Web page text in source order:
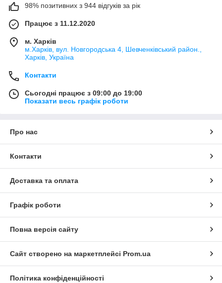
98% позитивних з 944 відгуків за рік
Працює з 11.12.2020
м. Харків
м.Харків, вул. Новгородська 4, Шевченківський район.,
Харків, Україна
Контакти
Сьогодні працює з 09:00 до 19:00
Показати весь графік роботи
Про нас
Контакти
Доставка та оплата
Графік роботи
Повна версія сайту
Сайт створено на маркетплейсі Prom.ua
Політика конфіденційності